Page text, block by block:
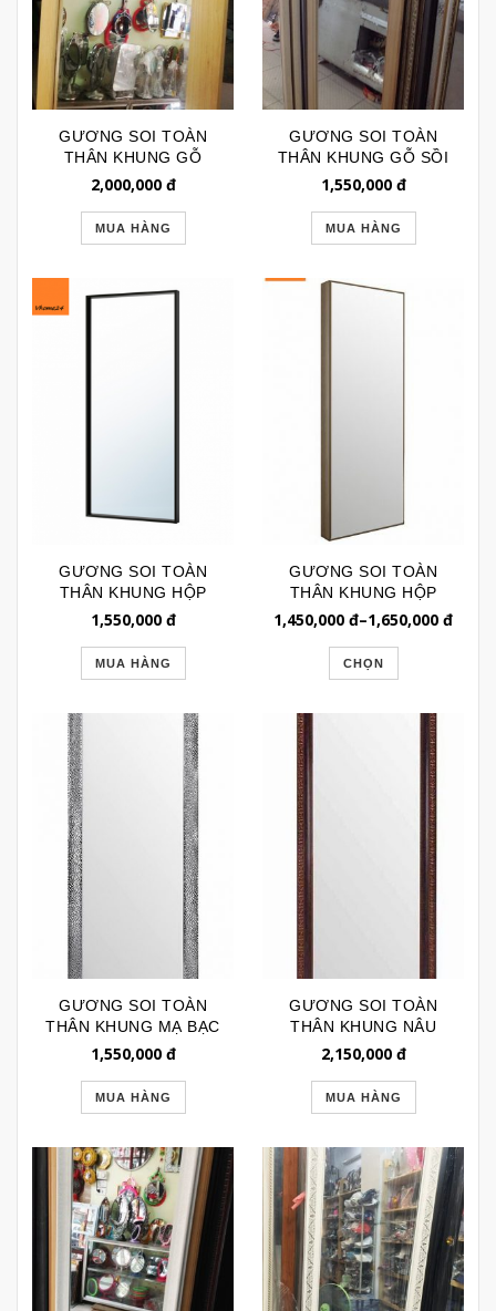
GƯƠNG SOI TOÀN
THÂN KHUNG GỖ
KIỂU IKEA CÓ CHÂN
2,000,000đ
MUA HÀNG
GƯƠNG SOI TOÀN
THÂN KHUNG GỖ SỒI
ĐỎ BẮC MỸ GSTT185
1,550,000đ
MUA HÀNG
GƯƠNG SOI TOÀN
THÂN KHUNG HỘP
ĐEN GSTT199
1,550,000đ
MUA HÀNG
GƯƠNG SOI TOÀN
THÂN KHUNG HỘP
GSTT018
1,450,000 đ–1,650,000 đ
CHỌN
GƯƠNG SOI TOÀN
THÂN KHUNG MẠ BẠC
SANG TRỌNG
1,550,000đ
MUA HÀNG
GƯƠNG SOI TOÀN
THÂN KHUNG NÂU
CHẠM KHẮC CỔ ĐIỂN
2,150,000đ
MUA HÀNG